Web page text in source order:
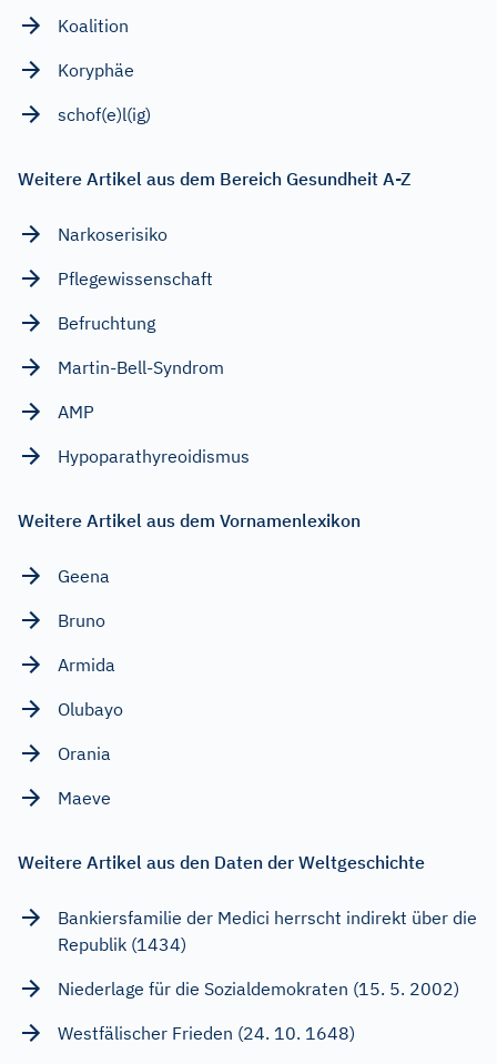
Koalition
Koryphäe
schof(e)l(ig)
Weitere Artikel aus dem Bereich Gesundheit A-Z
Narkoserisiko
Pflegewissenschaft
Befruchtung
Martin-Bell-Syndrom
AMP
Hypoparathyreoidismus
Weitere Artikel aus dem Vornamenlexikon
Geena
Bruno
Armida
Olubayo
Orania
Maeve
Weitere Artikel aus den Daten der Weltgeschichte
Bankiersfamilie der Medici herrscht indirekt über die
Republik (1434)
Niederlage für die Sozialdemokraten (15. 5. 2002)
Westfälischer Frieden (24. 10. 1648)